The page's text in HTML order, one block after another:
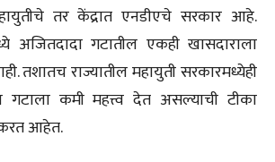
तर केंद्रात एनडीएचे सरकार आहे.
अजितदादा गटातील एकही खासदाराला
तशातच राज्यातील महायुती सरकारमध्येही
गटाला कमी महत्त्व देत असल्याची टीका
आहेत.